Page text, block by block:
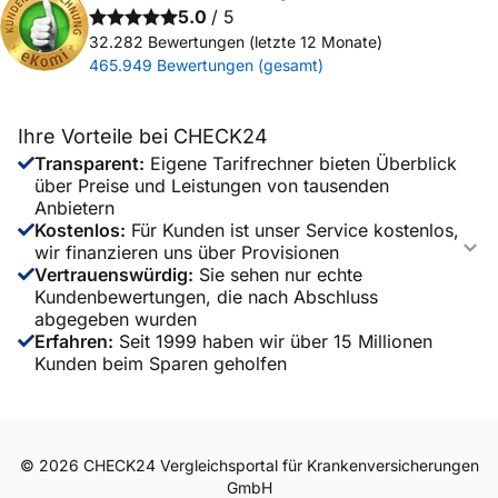
5.0 / 5
32.282 Bewertungen (letzte 12 Monate)
465.949 Bewertungen (gesamt)
Ihre Vorteile bei CHECK24
Transparent: Eigene Tarifrechner bieten Überblick
über Preise und Leistungen von tausenden
Anbietern
Kostenlos: Für Kunden ist unser Service kostenlos,
wir finanzieren uns über Provisionen
Vertrauenswürdig: Sie sehen nur echte
Kundenbewertungen, die nach Abschluss
abgegeben wurden
Erfahren: Seit 1999 haben wir über 15 Millionen
Kunden beim Sparen geholfen
1 Augenlasern als Alternative
2.Kosten der Laser-Methoden
3.Leistungsumfang und Preisfaktoren
4.Finanzierungs- und Erstattungsmöglichkeiten
5.Risiken und Komplikationen
© 2026 CHECK24 Vergleichsportal für Krankenversicherungen
GmbH